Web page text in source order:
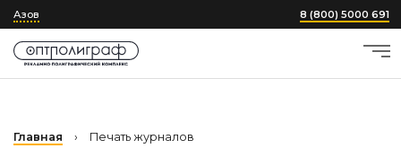
Азов 8 (800) 5000 691
Главная › Печать журналов